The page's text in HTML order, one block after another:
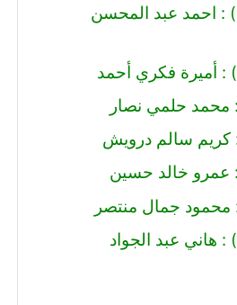
المراسم رقم (230) : احمد عبد المحسن
المراسم رقم (224) : هاني عبد الجواد